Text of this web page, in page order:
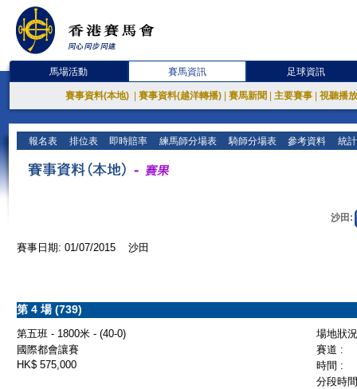
馬場活動 賽馬資訊 足球資訊
賽事資料(本地) 賽事資料(越洋轉播) 賽馬新聞 主要賽事 視聽播
報名表 排位表 即時賠率 練馬師分場表 騎師分場表 參考資料 統
沙田:
賽事日期: 01/07/2015 沙田
第 4 場 (739)
第五班 - 1800米 - (40-0)
場地狀
國際都會讓賽
賽道 :
HK$ 575,000
時間 :
分段時